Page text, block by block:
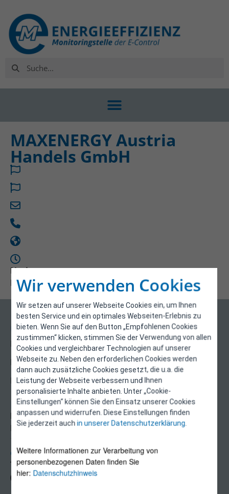
Wir verwenden Cookies
Wir setzen auf unserer Webseite Cookies ein, um Ihnen
besten Service und ein optimales Webseiten-Erlebnis zu
bieten. Wenn Sie auf den Button „Empfohlenen Cookies
zustimmen“ klicken, stimmen Sie der Verwendung von allen
Cookies und vergleichbarer Technologien auf unserer
Webseite zu. Neben den erforderlichen Cookies werden
dann auch zusätzliche Cookies gesetzt, die u.a. die
Leistung der Webseite verbessern und Ihnen
personalisierte Inhalte anbieten. Unter „Cookie-
Einstellungen“ können Sie den Einsatz unserer Cookies
anpassen und widerrufen. Diese Einstellungen finden
Sie jederzeit auchin unserer Datenschutzerklärung.
Weitere Informationen zur Verarbeitung von
personenbezogenen Daten finden Sie
hier: Datenschutzhinweis
MAXENERGY Austria
Handels GmbH
Notizen
Downloads
Über uns
Kontakt
Impressum
Datenschutzerklärung
Kontakt
E-Control
Rudolfsplatz 13a
energieeffizienz@e-control.at
Tel +43 1 5324724
(Mo, Mi-Fr 09:30-12:30 Uhr)